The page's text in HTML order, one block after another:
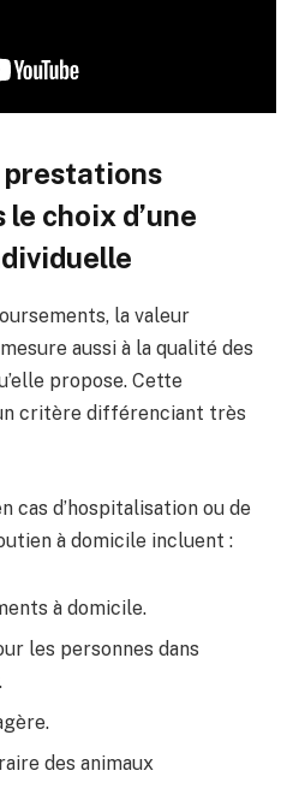
prestations
le choix d’une
la valeur
aussi à la qualité des
propose. Cette
critère différenciant très
d’hospitalisation ou de
à domicile incluent :
à domicile.
les personnes dans
des animaux